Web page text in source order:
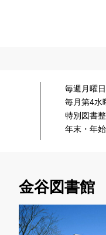
毎週月曜
毎月第4水
特別図書
年末・年
金谷図書館